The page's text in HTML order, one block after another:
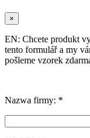
×
EN: Chcete produkt
tento formulář a my
pošleme vzorek
Nazwa firmy: *